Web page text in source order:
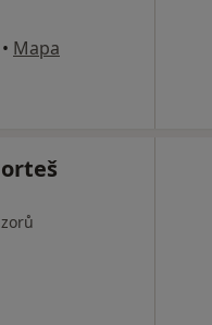
• Mapa